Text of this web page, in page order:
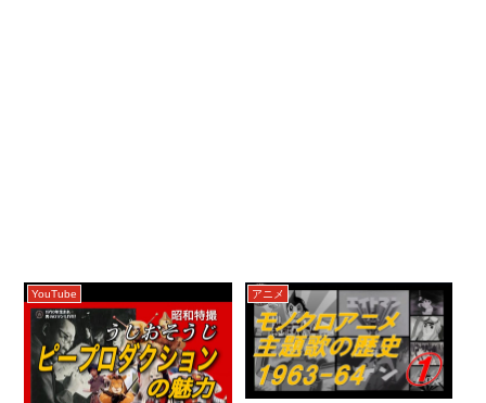
YouTube アニメ